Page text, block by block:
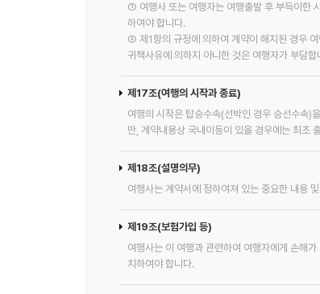
① 여행사 또는 여행자는 여행출발 후 부득이한
하여야 합니다.
② 제1항의 규정에 의하여 계약이 해지된 경우
귀책사유에 의하지 아니한 것은 여행자가 부담합
제17조(여행의 시작과 종료)
여행의 시작은 탑승수속(선박인 경우 승선수속)
만, 계약내용상 국내이동이 있을 경우에는 최초
제18조(설명의무)
여행사는 계약서에 정하여져 있는 중요한 내용
제19조(보험가입 등)
여행사는 이 여행과 관련하여 여행자에게 손해
치하여야 합니다.